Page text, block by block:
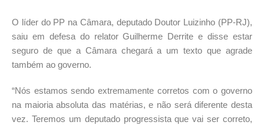
O líder do PP na Câmara, deputado Doutor Luizinho (PP-RJ),
saiu em defesa do relator Guilherme Derrite e disse estar
seguro de que a Câmara chegará a um texto que agrade
também ao governo.
“Nós estamos sendo extremamente corretos com o governo
na maioria absoluta das matérias, e não será diferente desta
vez. Teremos um deputado progressista que vai ser correto,